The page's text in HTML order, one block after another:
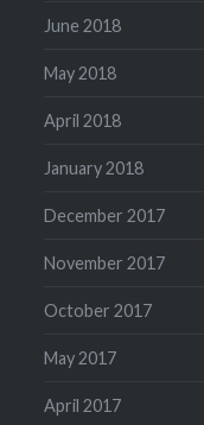
June 2018
May 2018
April 2018
January 2018
December 2017
November 2017
October 2017
May 2017
April 2017